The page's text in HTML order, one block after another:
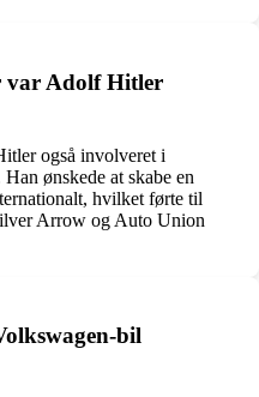
var Adolf Hitler
også involveret i
ønskede at skabe en
hvilket førte til
Arrow og Auto Union
bil